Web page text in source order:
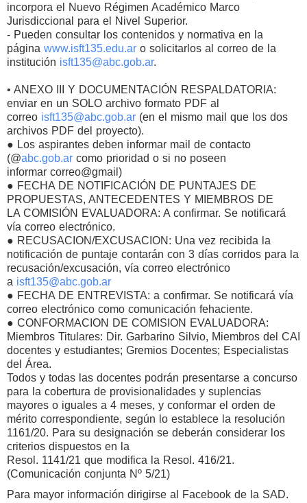
incorpora el Nuevo Régimen Académico Marco
Jurisdiccional para el Nivel Superior.
- Pueden consultar los contenidos y normativa en la
página www.isft135.edu.ar o solicitarlos al correo de la
institución isft135@abc.gob.ar.
• ANEXO III Y DOCUMENTACIÓN RESPALDATORIA:
enviar en un SOLO archivo formato PDF al
correo isft135@abc.gob.ar (en el mismo mail que los dos
archivos PDF del proyecto).
● Los aspirantes deben informar mail de contacto
(@abc.gob.ar como prioridad o si no poseen
informar correo@gmail)
● FECHA DE NOTIFICACIÓN DE PUNTAJES DE
PROPUESTAS, ANTECEDENTES Y MIEMBROS DE
LA COMISIÓN EVALUADORA: A confirmar. Se notificará
vía correo electrónico.
● RECUSACION/EXCUSACION: Una vez recibida la
notificación de puntaje contarán con 3 días corridos para la
recusación/excusación, vía correo electrónico
a isft135@abc.gob.ar
● FECHA DE ENTREVISTA: a confirmar. Se notificará vía
correo electrónico como comunicación fehaciente.
● CONFORMACION DE COMISION EVALUADORA:
Miembros Titulares: Dir. Garbarino Silvio, Miembros del CAI
docentes y estudiantes; Gremios Docentes; Especialistas
del Área.
Todos y todas las docentes podrán presentarse a concurso
para la cobertura de provisionalidades y suplencias
mayores o iguales a 4 meses, y conformar el orden de
mérito correspondiente, según lo establece la resolución
1161/20. Para su designación se deberán considerar los
criterios dispuestos en la
Resol. 1141/21 que modifica la Resol. 416/21.
(Comunicación conjunta Nº 5/21)
Para mayor información dirigirse al Facebook de la SAD.